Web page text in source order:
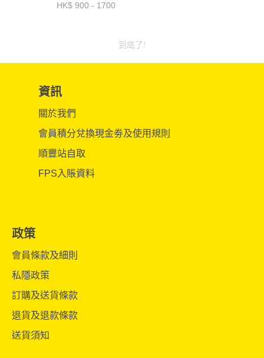
HK$ 900 - 1700
到底了!
資訊
關於我們
會員積分兌換現金劵及使用規則
順豐站自取
FPS入賬資料
政策
會員條款及細則
私隱政策
訂購及送貨條款
退貨及退款條款
送貨須知